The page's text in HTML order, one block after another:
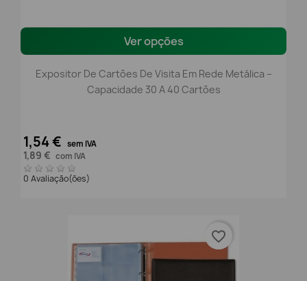
Ver opções
Expositor De Cartões De Visita Em Rede Metálica –
Capacidade 30 A 40 Cartões
1,54 € sem IVA
1,89 € com IVA
0 Avaliação(ões)
favorite_border